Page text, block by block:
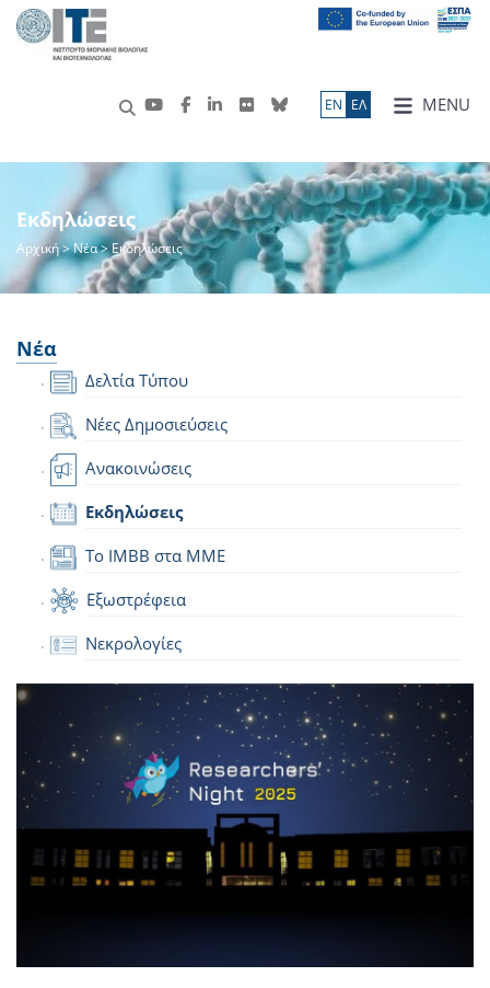
MENU
ΕN ΕΛ
Εκδηλώσεις
Αρχική>Νέα> Εκδηλώσεις
Νέα
Δελτία Τύπου
Νέες Δημοσιεύσεις
Ανακοινώσεις
Εκδηλώσεις
Το IMBB στα ΜΜΕ
Εξωστρέφεια
Νεκρολογίες